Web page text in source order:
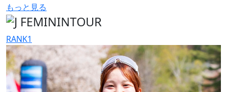
もっと見る
RANK1